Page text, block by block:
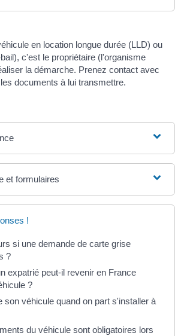
en location longue durée (LLD) ou
c'est le propriétaire (l'organisme
la démarche. Prenez contact avec
documents à lui transmettre.
et formulaires
!
si une demande de carte grise
?
expatrié peut-il revenir en France
?
son véhicule quand on part s'installer à
du véhicule sont obligatoires lors